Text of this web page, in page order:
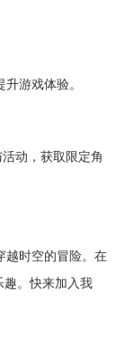
游戏体验。
动，获取限定角
时空的冒险。在
。快来加入我